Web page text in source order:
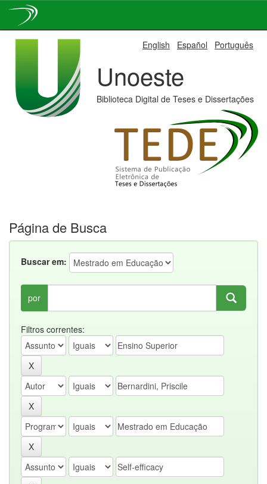
English Español Português
Unoeste
Biblioteca Digital de Teses e Dissertações
Página de Busca
Buscar em:
por
Filtros correntes: